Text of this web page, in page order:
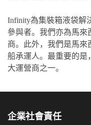
Infinity為集裝箱液袋解
參與者。我們亦為馬
商。此外，我們是馬來
船承運人。最重要的是
大運營商之一。
企業社會責任